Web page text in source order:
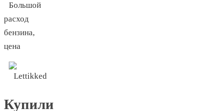
Большой
расход
бензина,
цена
Купили